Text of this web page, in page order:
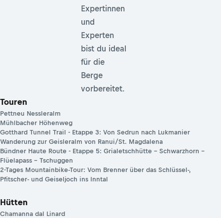
Expertinnen
und
Experten
bist du ideal
für die
Berge
vorbereitet.
Touren
Pettneu Nessleralm
Mühlbacher Höhenweg
Gotthard Tunnel Trail - Etappe 3: Von Sedrun nach Lukmanier
Wanderung zur Geisleralm von Ranui/St. Magdalena
Bündner Haute Route - Etappe 5: Grialetschhütte – Schwarzhorn –
Flüelapass – Tschuggen
2-Tages Mountainbike-Tour: Vom Brenner über das Schlüssel-,
Pfitscher- und Geiseljoch ins Inntal
Hütten
Chamanna dal Linard